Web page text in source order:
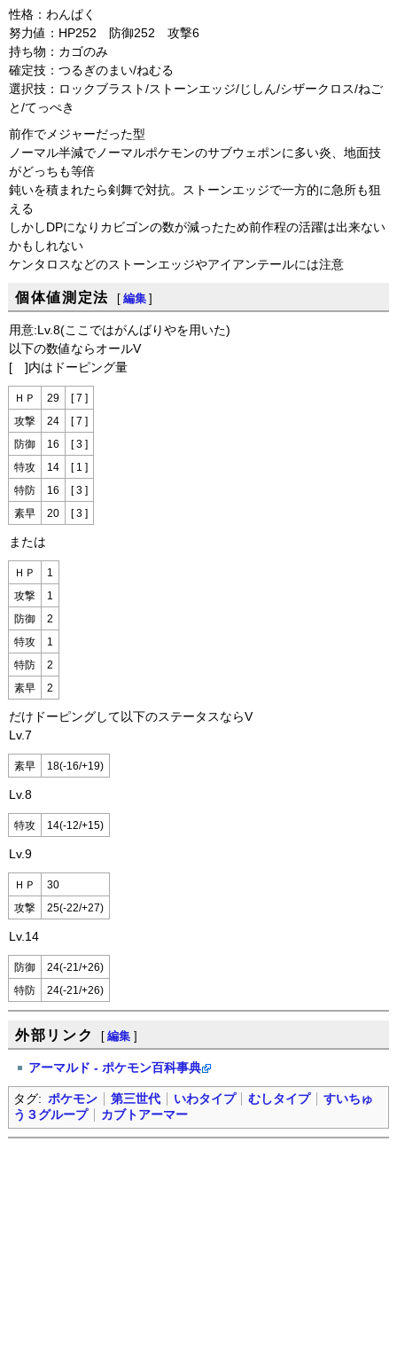
性格：わんぱく
努力値：HP252 防御252 攻撃6
持ち物：カゴのみ
確定技：つるぎのまい/ねむる
選択技：ロックブラスト/ストーンエッジ/じしん/シザークロス/ねご
と/てっぺき
前作でメジャーだった型
ノーマル半減でノーマルポケモンのサブウェポンに多い炎、地面技
がどっちも等倍
鈍いを積まれたら剣舞で対抗。ストーンエッジで一方的に急所も狙
える
しかしDPになりカビゴンの数が減ったため前作程の活躍は出来ない
かもしれない
ケンタロスなどのストーンエッジやアイアンテールには注意
個体値測定法 [ 編集 ]
用意:Lv.8(ここではがんばりやを用いた)
以下の数値ならオールV
[ ]内はドーピング量
ＨＰ 29 [ 7 ]
攻撃 24 [ 7 ]
防御 16 [ 3 ]
特攻 14 [ 1 ]
特防 16 [ 3 ]
素早 20 [ 3 ]
または
ＨＰ 1
攻撃 1
防御 2
特攻 1
特防 2
素早 2
だけドーピングして以下のステータスならV
Lv.7
素早 18(-16/+19)
Lv.8
特攻 14(-12/+15)
Lv.9
ＨＰ 30
攻撃 25(-22/+27)
Lv.14
防御 24(-21/+26)
特防 24(-21/+26)
外部リンク [ 編集 ]
アーマルド - ポケモン百科事典
タグ: ポケモン 第三世代 いわタイプ むしタイプ
すいちゅ
う３グループ
カブトアーマー